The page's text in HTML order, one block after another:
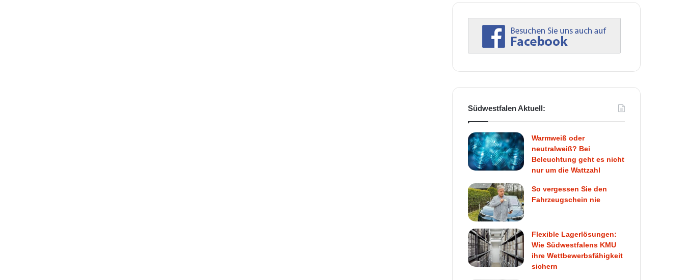
Südwestfalen Aktuell:
Warmweiß oder
neutralweiß? Bei
Beleuchtung geht es nicht
nur um die Wattzahl
So vergessen Sie den
Fahrzeugschein nie
Flexible Lagerlösungen:
Wie Südwestfalens KMU
ihre Wettbewerbsfähigkeit
sichern